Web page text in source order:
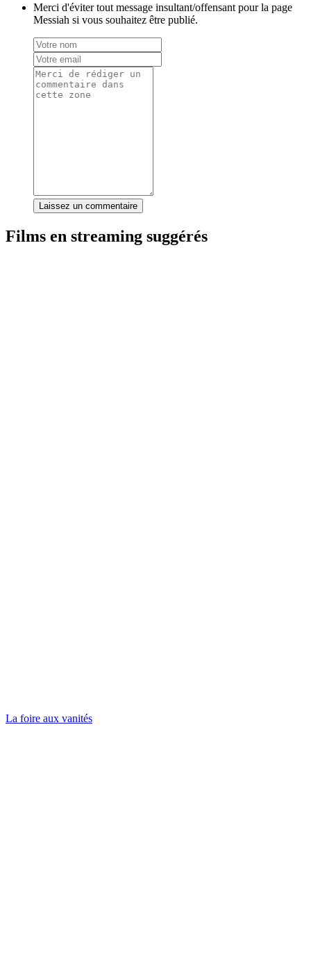
Merci d'éviter tout message insultant/offensant pour la page
Messiah si vous souhaitez être publié.
Laissez un commentaire
Films en streaming suggérés
La foire aux vanités